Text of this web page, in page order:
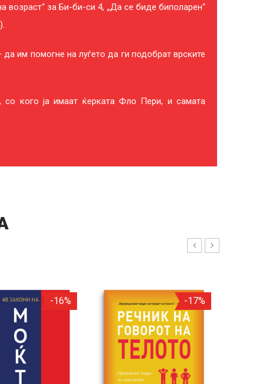
возраст“ за Би-би-си 4, „Да се биде биполарен“
им помогне на луѓето да ги подобрат врските
со кого ја имаат ќерката Фло Пери, и самата
-16% -17%